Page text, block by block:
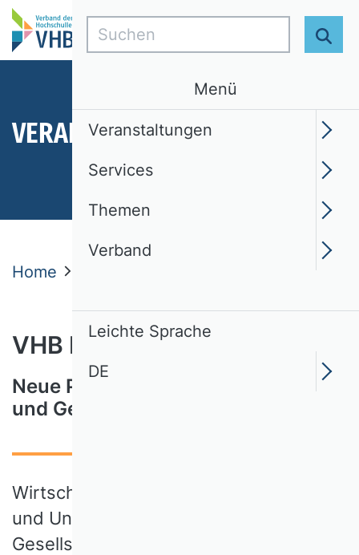
VERANSTALTUNGEN
Home
VHB Forum
Neue Perspektiven auf Wirtschaft
und Gesellschaft
Wirtschaft ist mehr als Märkte, Zahlen
und Unternehmen – sie gestaltet unsere
Gesellschaft, prägt politische
Suchen
Menü
Veranstaltungen
Services
Themen
Verband
Leichte Sprache
DE